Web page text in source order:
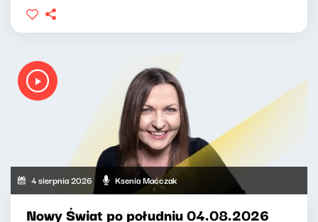
4 sierpnia 2026 Ksenia Maćczak
Nowy Świat po południu 04.08.2026